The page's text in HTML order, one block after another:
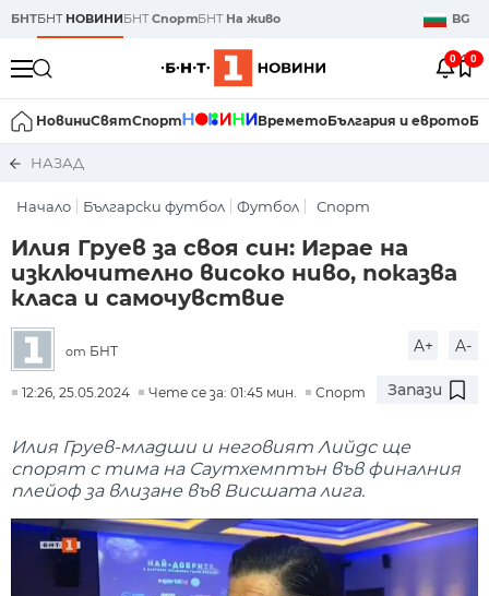
БНТБНТ НОВИНИБНТСпортБНТ На живо BG
0 0
НовиниСвятСпорт ВреметоБългария и еврото
НАЗАД
Начало Български футбол Футбол Спорт
Илия Груев за своя син: Играе на
изключително високо ниво, показва
класа и самочувствие
от БНТ A+ A-
12:26, 25.05.2024 Чете се за: 01:45 мин. Спорт Запази
Илия Груев-младши и неговият Лийдс ще
спорят с тима на Саутхемптън във финалния
плейоф за влизане във Висшата лига.